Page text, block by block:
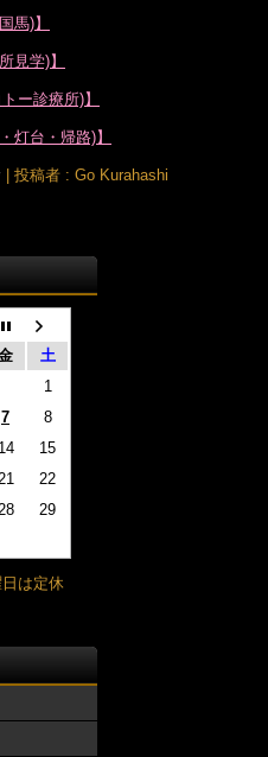
馬)】
見学)】
ー診療所)】
灯台・帰路)】
投稿者 : Go Kurahashi
土
1
7
8
14
15
22
29
は定休